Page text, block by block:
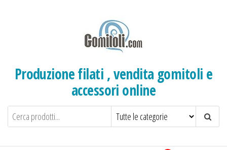
Produzione filati , vendita gomitoli e
accessori online